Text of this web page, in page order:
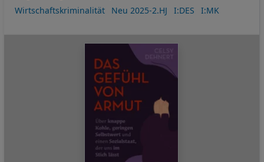
Wirtschaftskriminalität
Neu 2025-2.HJ I:DES I:MK